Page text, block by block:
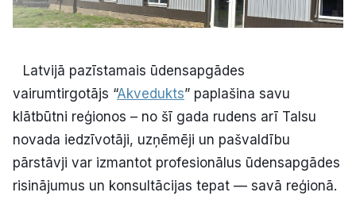
Sludinājumi
Pasākumi
Reklāma
Politiskā reklāma
Latvijā pazīstamais ūdensapgādes
vairumtirgotājs “Akvedukts” paplašina savu
klātbūtni reģionos – no šī gada rudens arī Talsu
novada iedzīvotāji, uzņēmēji un pašvaldību
pārstāvji var izmantot profesionālus ūdensapgādes
risinājumus un konsultācijas tepat — savā reģionā.